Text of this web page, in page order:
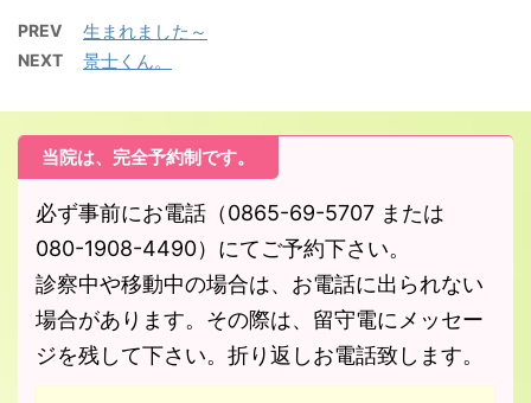
PREV 生まれました～
NEXT 景士くん。
当院は、完全予約制です。
必ず事前にお電話（0865-69-5707 または
080-1908-4490）にてご予約下さい。
診察中や移動中の場合は、お電話に出られない
場合があります。その際は、留守電にメッセー
ジを残して下さい。折り返しお電話致します。